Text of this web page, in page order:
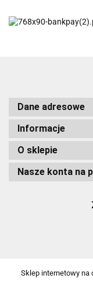
Dane adresowe
Informacje
O sklepie
Nasze konta na
Sklep internetowy na